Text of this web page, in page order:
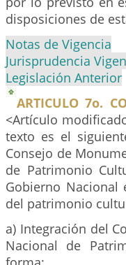
disposiciones de
Notas de Vigencia
Jurisprudencia
Legislación Anterior
ARTICULO 7o.
<Artículo
texto es el
Consejo de
de Patrimonio
Gobierno Nacional
del patrimonio
a) Integración del
Nacional de